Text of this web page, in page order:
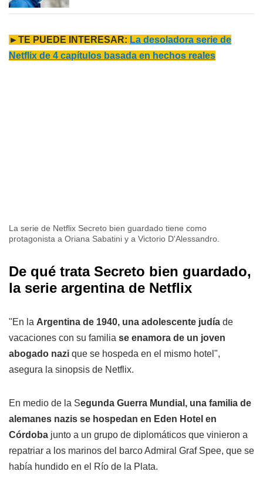
►TE PUEDE INTERESAR: La desoladora serie de
Netflix de 4 capítulos basada en hechos reales
La serie de Netflix Secreto bien guardado tiene como
protagonista a Oriana Sabatini y a Victorio D'Alessandro.
De qué trata Secreto bien guardado,
la serie argentina de Netflix
"En la Argentina de 1940, una adolescente judía de
vacaciones con su familia se enamora de un joven
abogado nazi que se hospeda en el mismo hotel",
asegura la sinopsis de Netflix.
En medio de la Segunda Guerra Mundial, una familia de
alemanes nazis se hospedan en Eden Hotel en
Córdoba junto a un grupo de diplomáticos que vinieron a
repatriar a los marinos del barco Admiral Graf Spee, que se
había hundido en el Río de la Plata.